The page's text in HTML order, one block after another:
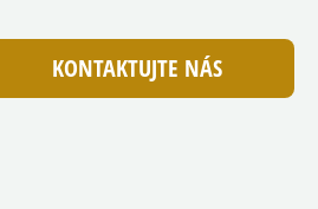
KONTAKTUJTE NÁS